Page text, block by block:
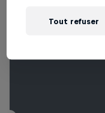
Tout refuser